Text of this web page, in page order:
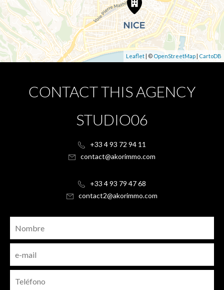
Leaflet | © OpenStreetMap | CartoDB
CONTACT THIS AGENCY
STUDIO06
+33 4 93 72 94 11
contact@akorimmo.com
+33 4 93 79 47 68
contact2@akorimmo.com